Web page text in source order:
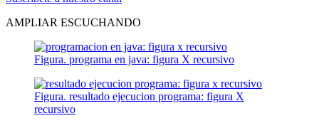
AMPLIAR ESCUCHANDO
Figura. programa en java: figura X recursivo
Figura. resultado ejecucion programa: figura X
recursivo